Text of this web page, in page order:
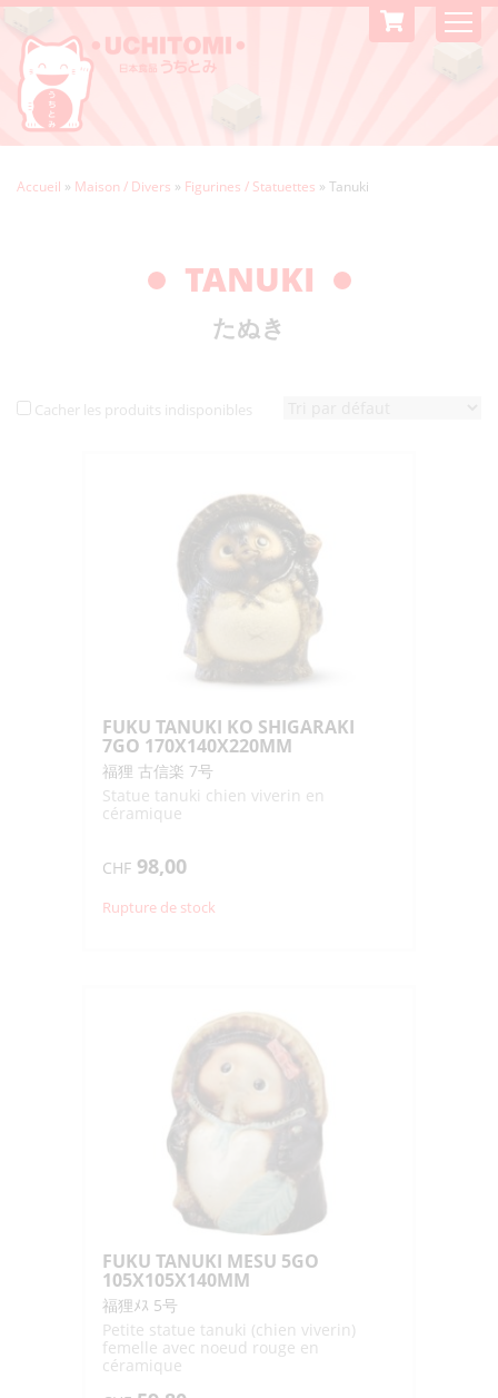
Accueil » Maison / Divers » Figurines / Statuettes » Tanuki
TANUKI
たぬき
Cacher les produits indisponibles
FUKU TANUKI KO SHIGARAKI
7GO 170X140X220MM
福狸 古信楽 7号
Statue tanuki chien viverin en
céramique
CHF 98,00
Rupture de stock
FUKU TANUKI MESU 5GO
105X105X140MM
福狸ﾒｽ 5号
Petite statue tanuki (chien viverin)
femelle avec noeud rouge en
céramique